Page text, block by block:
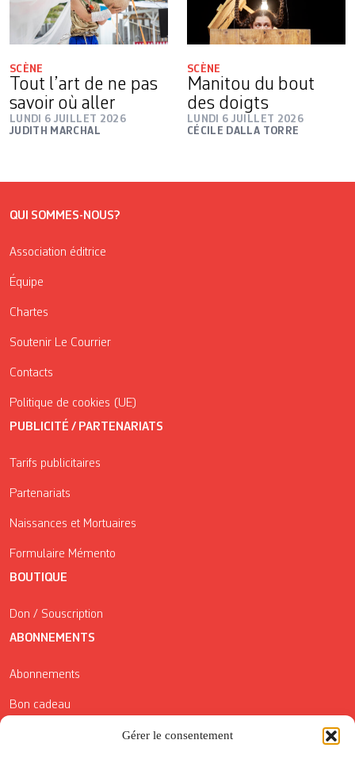
Gérer le consentement
SCÈNE
Tout l’art de ne pas
savoir où aller
LUNDI 6 JUILLET 2026
JUDITH MARCHAL
SCÈNE
Manitou du bout
des doigts
LUNDI 6 JUILLET 2026
CÉCILE DALLA TORRE
QUI SOMMES-NOUS?
Association éditrice
Équipe
Chartes
Soutenir Le Courrier
Contacts
Politique de cookies (UE)
PUBLICITÉ / PARTENARIATS
Tarifs publicitaires
Partenariats
Naissances et Mortuaires
Formulaire Mémento
BOUTIQUE
Don / Souscription
ABONNEMENTS
Abonnements
Bon cadeau
Conditions générales de vente